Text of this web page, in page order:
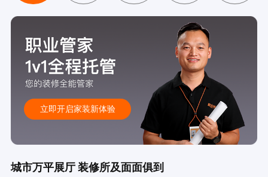
立即开启家装新体验
城市万平展厅 装修所及面面俱到